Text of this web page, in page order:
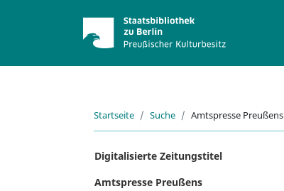
Startseite Suche Amtspresse Preußens
Digitalisierte Zeitungstitel
Amtspresse Preußens